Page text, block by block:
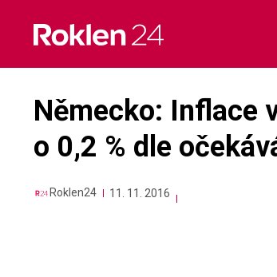
content
Německo: Inflace
o 0,2 % dle
Roklen24 11. 11. 2016